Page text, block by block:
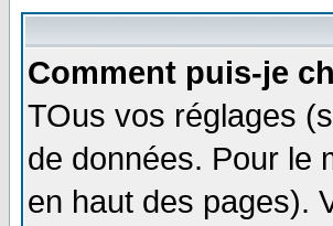
Comment puis-je
TOus vos réglages
de données. Pour le
en haut des pages).